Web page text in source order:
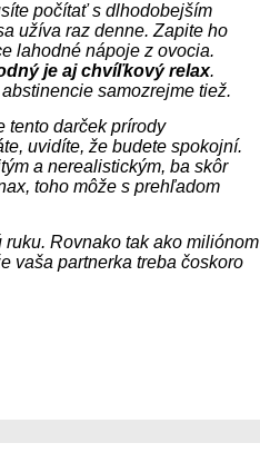
počítať s dlhodobejším
užíva raz denne. Zapite ho
lahodné nápoje z ovocia.
je aj chvíľkový relax.
samozrejme tiež.
tento darček prírody
uvidíte, že budete spokojní.
a nerealistickým, ba skôr
toho môže s prehľadom
Rovnako tak ako miliónom
vaša partnerka treba čoskoro